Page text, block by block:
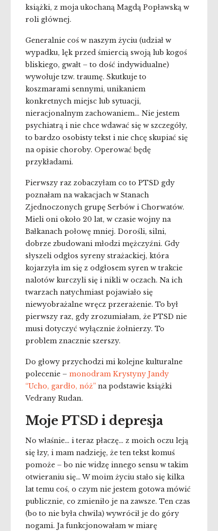
książki, z moja ukochaną Magdą Popławską w
roli głównej.
Generalnie coś w naszym życiu (udział w
wypadku, lęk przed śmiercią swoją lub kogoś
bliskiego, gwałt – to dość indywidualne)
wywołuje tzw. traumę. Skutkuje to
koszmarami sennymi, unikaniem
konkretnych miejsc lub sytuacji,
nieracjonalnym zachowaniem… Nie jestem
psychiatrą i nie chce wdawać się w szczegóły,
to bardzo osobisty tekst i nie chcę skupiać się
na opisie choroby. Operować będę
przykładami.
Pierwszy raz zobaczyłam co to PTSD gdy
poznałam na wakacjach w Stanach
Zjednoczonych grupę Serbów i Chorwatów.
Mieli oni około 20 lat, w czasie wojny na
Bałkanach połowę mniej. Dorośli, silni,
dobrze zbudowani młodzi mężczyźni. Gdy
słyszeli odgłos syreny strażackiej, która
kojarzyła im się z odgłosem syren w trakcie
nalotów kurczyli się i nikli w oczach. Na ich
twarzach natychmiast pojawiało się
niewyobrażalne wręcz przerażenie. To był
pierwszy raz, gdy zrozumiałam, że PTSD nie
musi dotyczyć wyłącznie żołnierzy. To
problem znacznie szerszy.
Do głowy przychodzi mi kolejne kulturalne
polecenie –monodram Krystyny Jandy
“Ucho, gardło, nóż” na podstawie książki
Vedrany Rudan.
Moje PTSD i depresja
No właśnie… i teraz płaczę… z moich oczu leją
się łzy, i mam nadzieję, że ten tekst komuś
pomoże – bo nie widzę innego sensu w takim
otwieraniu się… W moim życiu stało się kilka
lat temu coś, o czym nie jestem gotowa mówić
publicznie, co zmieniło je na zawsze. Ten czas
(bo to nie była chwila) wywrócił je do góry
nogami. Ja funkcjonowałam w miarę